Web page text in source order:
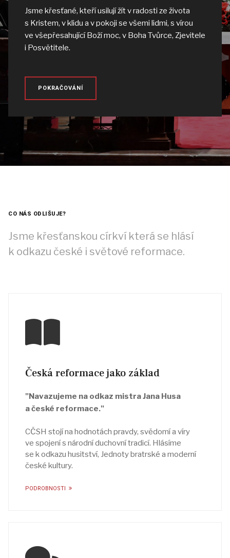
Jsme křesťané, kteří usilují žít v radosti ze života
s Kristem, v klidu a v pokoji se všemi lidmi, s vírou
ve všepřesahující Boží moc, v Boha Tvůrce, Zjevitele
i Posvětitele.
POKRAČOVÁNÍ
CO NÁS ODLIŠUJE?
Jsme křesťanskou církví která se hlásí
k odkazu české i světové reformace.
Česká reformace jako základ
"Navazujeme na odkaz mistra Jana Husa
a české reformace."
CČSH stojí na hodnotách pravdy, svědomí a víry
ve spojení s národní duchovní tradicí. Hlásíme
se k odkazu husitství, Jednoty bratrské a moderní
české kultury.
PODROBNOSTI